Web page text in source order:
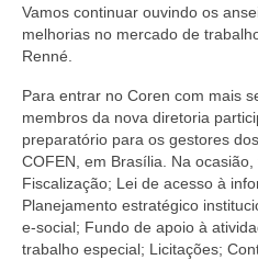
Legislações
Portarias
Resoluções
Desagravo Público
Processos Éticos
Vamos continuar ouvindo os
melhorias no mercado de
Renné.
Para entrar no Coren com mais
membros da nova diretoria
preparatório para os gestores
COFEN, em Brasília. Na
Fiscalização; Lei de acesso à
Planejamento estratégico
e-social; Fundo de apoio à
trabalho especial; Licitações;